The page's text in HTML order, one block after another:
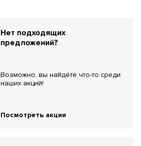
Нет подходящих
предложений?
Возможно, вы найдёте что-то среди
наших акций!
Посмотреть акции